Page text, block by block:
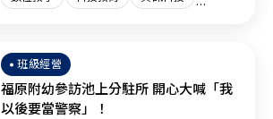
班級經營
福原附幼參訪池上分駐所 開心大喊「我
以後要當警察」！